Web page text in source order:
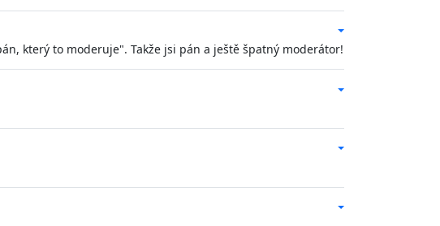
který to moderuje". Takže jsi pán a ještě špatný moderátor!